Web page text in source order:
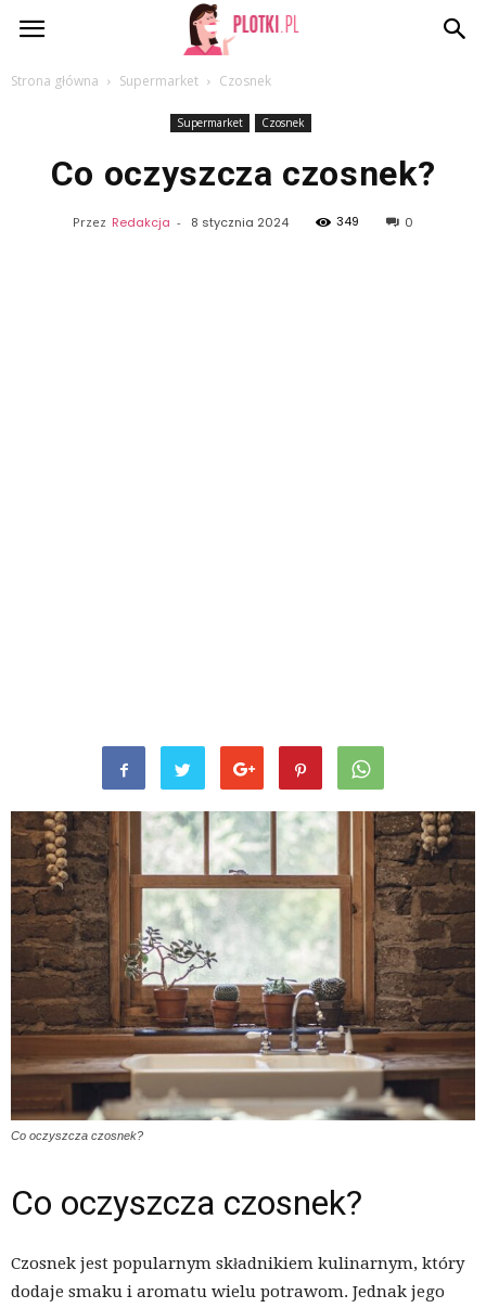
Plotki.pl
Strona główna Supermarket Czosnek
Supermarket Czosnek
Co oczyszcza czosnek?
Przez Redakcja - 8 stycznia 2024 349 0
Co oczyszcza czosnek?
Co oczyszcza czosnek?
Czosnek jest popularnym składnikiem kulinarnym, który
dodaje smaku i aromatu wielu potrawom. Jednak jego